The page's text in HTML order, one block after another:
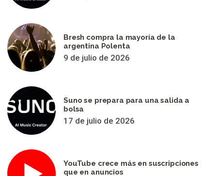
Bresh compra la mayoría de la
argentina Polenta
9 de julio de 2026
Suno se prepara para una salida a
bolsa
17 de julio de 2026
YouTube crece más en suscripciones
que en anuncios